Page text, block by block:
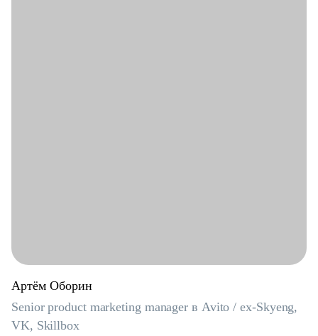
Артём Оборин
Senior product marketing manager в Avito / ex-Skyeng,
VK, Skillbox